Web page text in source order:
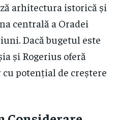
arhitectura istorică și
centrală a Oradei
Dacă bugetul este
și Rogerius oferă
cu potențial de creștere